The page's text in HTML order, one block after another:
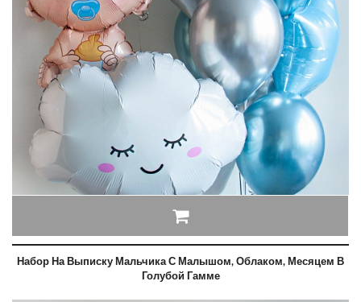
Набор На Выписку Мальчика С Малышом, Облаком, Месяцем В
Голубой Гамме